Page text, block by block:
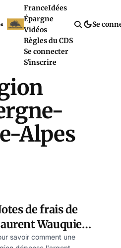
FranceIdées
Épargne
Vidéos
Règles du CDS
Se connecter
S'inscrire
Se
Alpes
de frais de
Wauquiez :
fallu le Conseil
savoir comment une